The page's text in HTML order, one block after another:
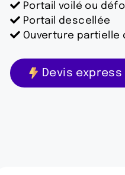
Portail voilé ou
Portail descellée
Ouverture partielle
Devis express